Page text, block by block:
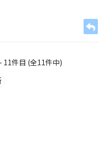
11件目 (全11件中)